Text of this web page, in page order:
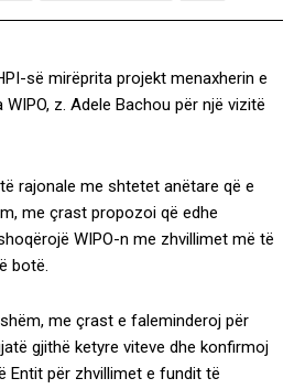
së mirëprita projekt menaxherin e
z. Adele Bachou për një vizitë
rajonale me shtetet anëtare që e
me çrast propozoi që edhe
WIPO-n me zhvillimet më të
botë.
me çrast e faleminderoj për
gjithë ketyre viteve dhe konfirmoj
Entit për zhvillimet e fundit të